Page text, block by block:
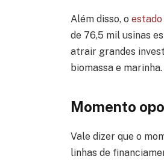
Além disso, oestado
de 76,5 mil usinas
atrair grandes
biomassa e marinha.
Momento
Vale dizer que o
linhas de